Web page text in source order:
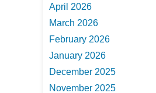
April 2026
March 2026
February 2026
January 2026
December 2025
November 2025